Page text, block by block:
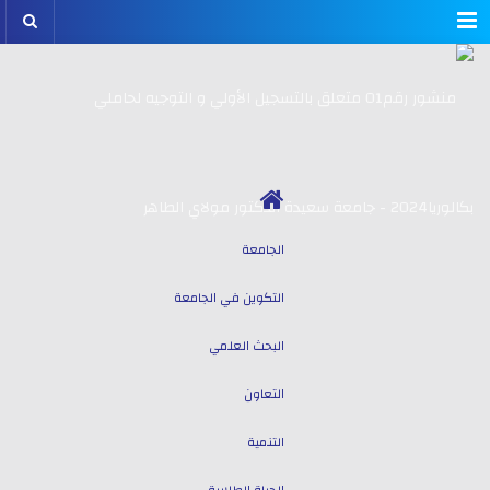
Menu
الجامعة
التكوين في الجامعة
البحث العلمي
التعاون
التنمية